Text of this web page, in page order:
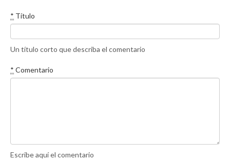
* Título
Un título corto que describa el comentario
* Comentario
Escribe aquí el comentario